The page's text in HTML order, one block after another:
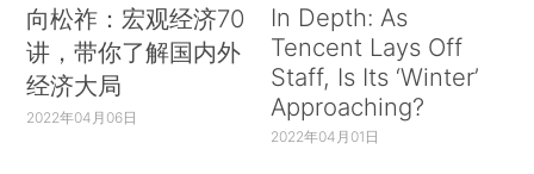
向松祚：宏观经济70
讲，带你了解国内外
经济大局
2022年04月06日
In Depth: As
Tencent Lays Off
Staff, Is Its ‘Winter’
Approaching?
2022年04月01日